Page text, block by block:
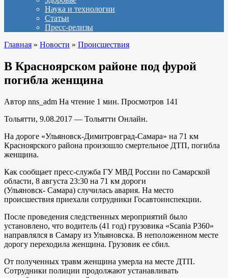
Наука и технологии
Статьи
Пресс-релизы
Главная » Новости » Происшествия
В Красноярском районе под фурой
погибла женщина
Автор nns_adm На чтение 1 мин. Просмотров 141
Тольятти, 9.08.2017 — Тольятти Онлайн.
На дороге «Ульяновск-Димитровград-Самара» на 71 км
Красноярского района произошло смертельное ДТП, погибла
женщина.
Как сообщает пресс-служба ГУ МВД России по Самарской
области, 8 августа 23:30 на 71 км дороги
(Ульяновск- Самара) случилась авария. На место
происшествия приехали сотрудники Госавтоинспекции.
После проведения следственных мероприятий было
установлено, что водитель (41 год) грузовика «Scania P360»
направлялся в Самару из Ульяновска. В неположенном месте
дорогу переходила женщина. Грузовик ее сбил.
От полученных травм женщина умерла на месте ДТП.
Сотрудники полиции продолжают устанавливать